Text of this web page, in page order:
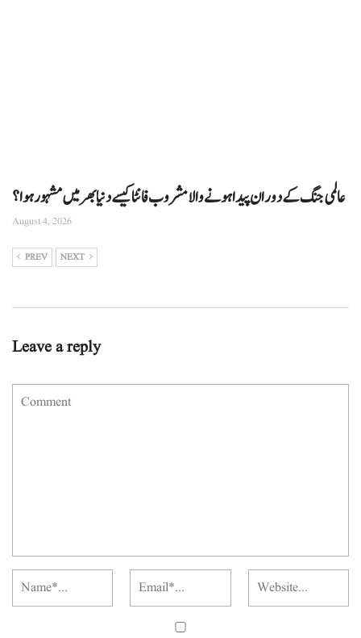
عالمی جنگ کے دوران پیدا ہونے والا مشروب فانٹا کیسے دنیا بھر میں مشہور ہوا؟
August 4, 2026
PREV NEXT
Leave a reply